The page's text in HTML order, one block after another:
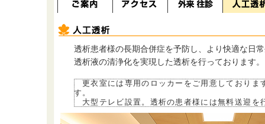
透析患者様の長期合併症を予防し、より快適な日
透析液の清浄化を実現した透析を行っております。
更衣室には専用のロッカーをご用意しておりま
す。
大型テレビ設置。透析の患者様には無料送迎を